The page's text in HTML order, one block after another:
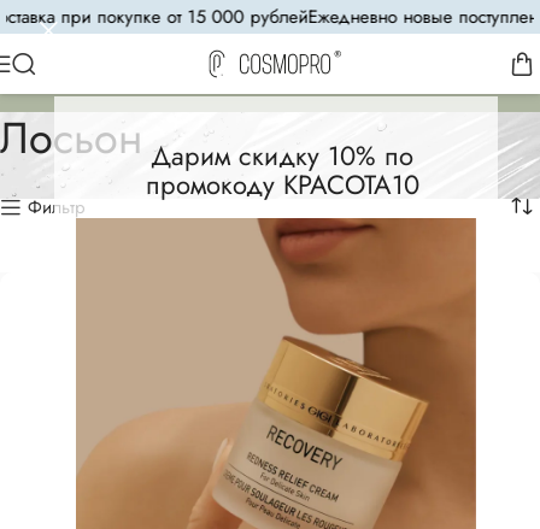
Дарим скидку 10% по
промокоду КРАСОТА10
при покупке от 15 000 рублейЕжедневно новые поступления
Лосьон
Фильтр